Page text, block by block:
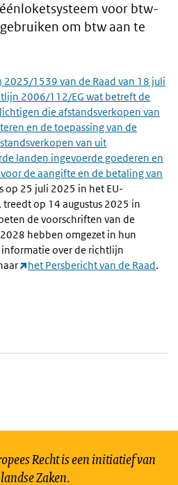
voor btw-
om btw aan te
2025/1539 van de Raad van 18 juli
2006/112/EG wat betreft de
die afstandsverkopen van
en de toepassing van de
van uit
landen ingevoerde goederen en
de aangifte en de betaling van
op 25 juli 2025 in het EU-
op 14 augustus 2025 in
de voorschriften van de
hebben omgezet in hun
over de richtlijn
het Persbericht van de Raad.
Recht is een initiatief van
Zaken.